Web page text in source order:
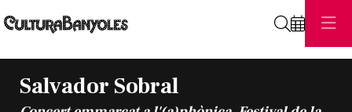
Salvador Sobral